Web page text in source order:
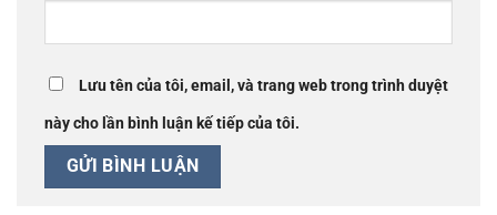
Lưu tên của tôi, email, và trang web trong trình duyệt
này cho lần bình luận kế tiếp của tôi.